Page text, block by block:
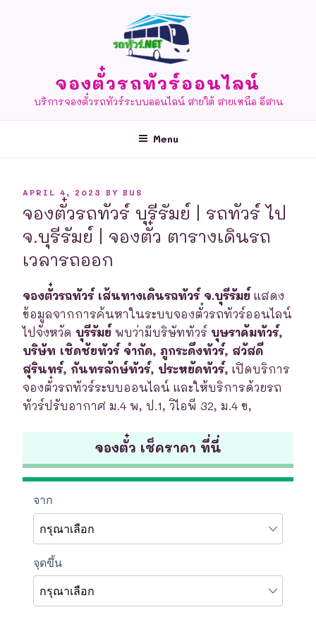
จองตั๋วรถทัวร์ออนไลน์
บริการจองตั๋วรถทัวร์ระบบออนไลน์ สายใต้ สายเหนือ อีสาน
Menu
POSTED
APRIL 4, 2023 BY BUS
จองตั๋วรถทัวร์ บุรีรัมย์ | รถทัวร์ ไป
จ.บุรีรัมย์ | จองตั๋ว ตารางเดินรถ
เวลารถออก
จองตั๋วรถทัวร์ เส้นทางเดินรถทัวร์ จ.บุรีรัมย์ แสดง
ข้อมูลจากการค้นหาในระบบจองตั๋วรถทัวร์ออนไลน์
ไปจังหวัด บุรีรัมย์ พบว่ามีบริษัททัวร์ บุษราคัมทัวร์,
บริษัท เชิดชัยทัวร์ จำกัด, ภูกระดึงทัวร์, สวัสดี
สุรินทร์, กันทรลักษ์ทัวร์, ประหยัดทัวร์, เปิดบริการ
จองตั๋วรถทัวร์ระบบออนไลน์ และให้บริการด้วยรถ
ทัวร์ปรับอากาศ ม.4 พ, ป.1, วิไอพี 32, ม.4 ข,
จองตั๋ว เช็คราคา ที่นี่